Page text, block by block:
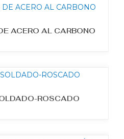
ACERO AL CARBONO
ROSCADO